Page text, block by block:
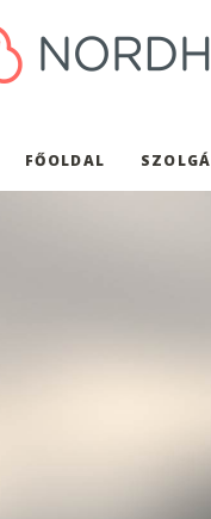
FŐOLDAL